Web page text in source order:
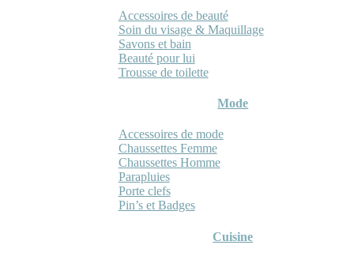
Accessoires de beauté
Soin du visage & Maquillage
Savons et bain
Beauté pour lui
Trousse de toilette
Mode
Accessoires de mode
Chaussettes Femme
Chaussettes Homme
Parapluies
Porte clefs
Pin’s et Badges
Cuisine